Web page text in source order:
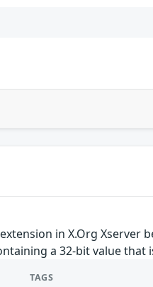
in X.Org
a 32-bit value that
TAGS